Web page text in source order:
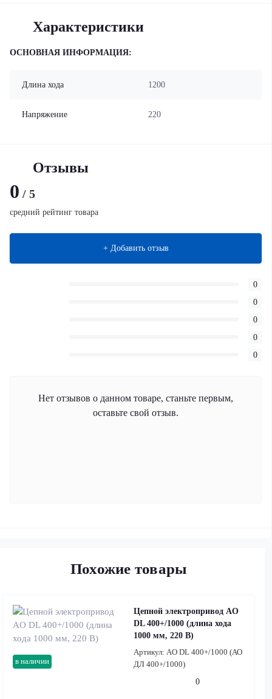
Характеристики
ОСНОВНАЯ ИНФОРМАЦИЯ:
Длина хода 1200
Напряжение 220
Отзывы
0 / 5
средний рейтинг товара
+ Добавить отзыв
0
0
0
0
0
Нет отзывов о данном товаре, станьте первым,
оставьте свой отзыв.
Похожие товары
в наличии
Цепной электропривод AO
DL 400+/1000 (длина хода
1000 мм, 220 В)
Артикул: AO DL 400+/1000 (АО
ДЛ 400+/1000)
0